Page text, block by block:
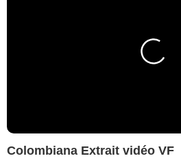
Colombiana Extrait vidéo VF